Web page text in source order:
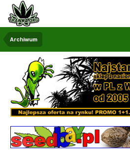
Archiwum